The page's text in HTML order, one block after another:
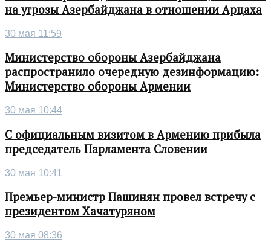
на угрозы Азербайджана в отношении Арцаха
30 мая 11:59
Министерство обороны Азербайджана
распространило очередную дезинформацию:
Министерство обороны Армении
30 мая 10:44
С официальным визитом в Армению прибыла
председатель Парламента Словении
30 мая 10:41
Премьер-министр Пашинян провел встречу с
президентом Хачатуряном
30 мая 08:36